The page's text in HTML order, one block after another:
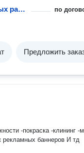
Мойка окон при высотных работах по
Предложить
-монтаж
металло конструкций -монтаж рекламных баннеров И тд